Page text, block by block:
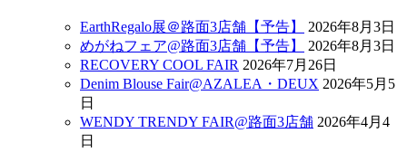
EarthRegalo展＠路面3店舗【予告】
2026年8月3日
めがねフェア@路面3店舗【予告】
2026年8月3日
RECOVERY COOL FAIR 2026年7月26日
Denim Blouse Fair@AZALEA・DEUX 2026年5月5
日
WENDY TRENDY FAIR@路面3店舗 2026年4月4
日